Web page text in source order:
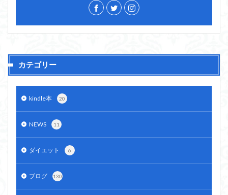
カテゴリー
kindle本 20
NEWS 11
ダイエット 6
ブログ 130